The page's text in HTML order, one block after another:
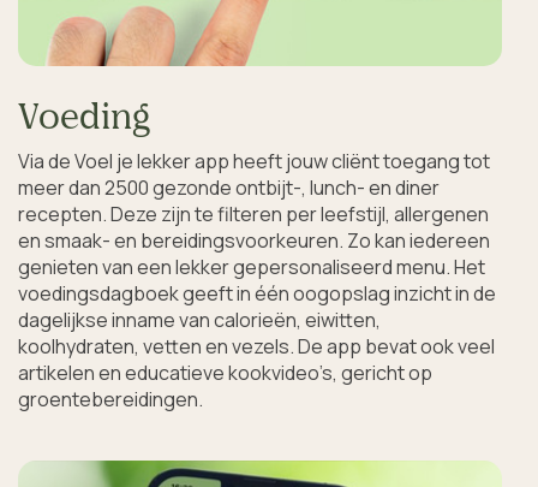
Voeding
Via de Voel je lekker app heeft jouw cliënt toegang tot
meer dan 2500 gezonde ontbijt-, lunch- en diner
recepten. Deze zijn te filteren per leefstijl, allergenen
en smaak- en bereidingsvoorkeuren. Zo kan iedereen
genieten van een lekker gepersonaliseerd menu. Het
voedingsdagboek geeft in één oogopslag inzicht in de
dagelijkse inname van calorieën, eiwitten,
koolhydraten, vetten en vezels. De app bevat ook veel
artikelen en educatieve kookvideo’s, gericht op
groentebereidingen.